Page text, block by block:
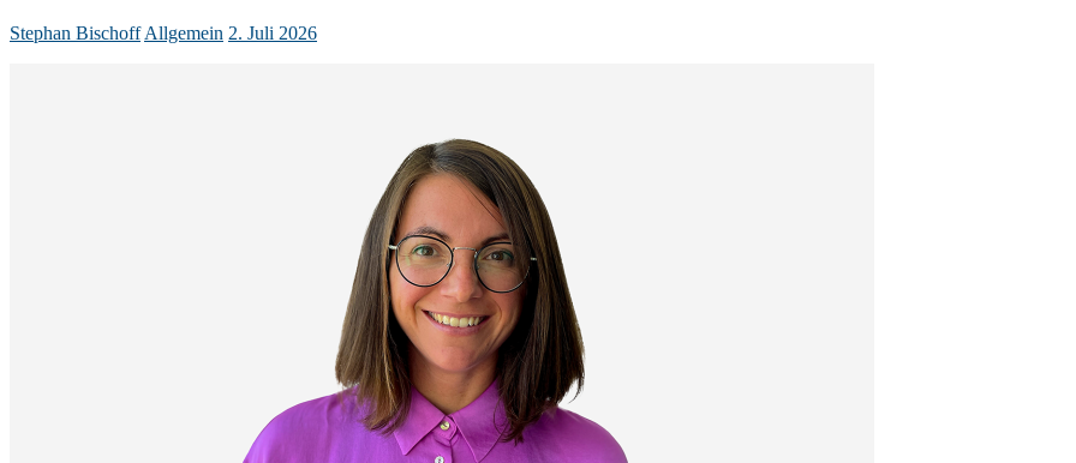
Stephan Bischoff Allgemein 2. Juli 2026